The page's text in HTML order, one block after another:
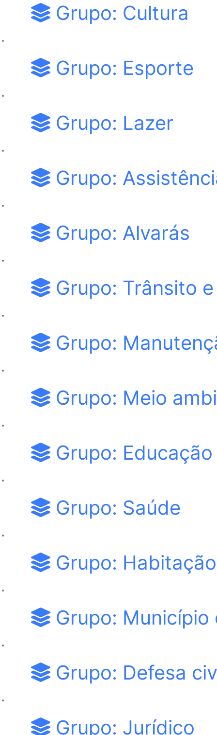
Grupo: Cultura
Grupo: Esporte
Grupo: Lazer
Grupo:
Grupo: Alvarás
Grupo: Trânsito
Grupo:
Grupo: Meio
Grupo: Educação
Grupo: Saúde
Grupo:
Grupo: Município
Grupo: Defesa
Grupo: Jurídico